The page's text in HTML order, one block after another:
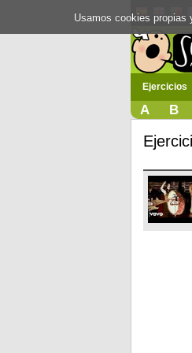
Ejercicios
A B
Usamos cookies propias